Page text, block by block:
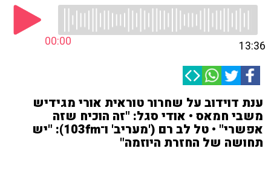
00:00 13:36
ענת דוידוב על שחרור טוראית אורי מגידיש
משבי חמאס • אודי סגל: "זה הוכיח שזה
אפשרי" • טל לב רם ('מעריב' ו־103fm): "יש
תחושה של החזרת היוזמה"